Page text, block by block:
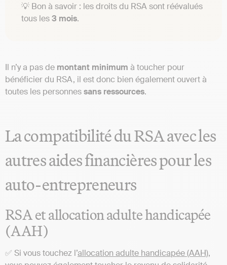
💡 Bon à savoir : les droits du RSA sont réévalués
tous les3 mois.
Il n’y a pas de montant minimum à toucher pour
bénéficier du RSA, il est donc bien également ouvert à
toutes les personnessans ressources.
La compatibilité du RSA avec les
autres aides financières pour les
auto-entrepreneurs
RSA et allocation adulte handicapée
(AAH)
✅ Si vous touchez l’allocation adulte handicapée (AAH),